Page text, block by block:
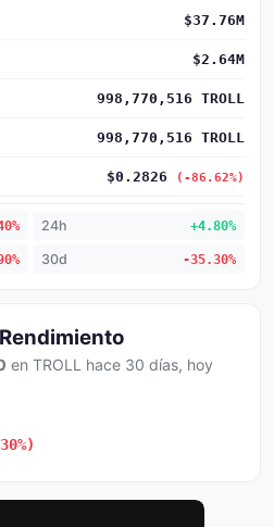
$37.76M
$2.64M
998,770,516 TROLL
998,770,516 TROLL
$0.2826 (-86.62%)
24h +4.80%
30d -35.30%
en TROLL hace 30 días, hoy